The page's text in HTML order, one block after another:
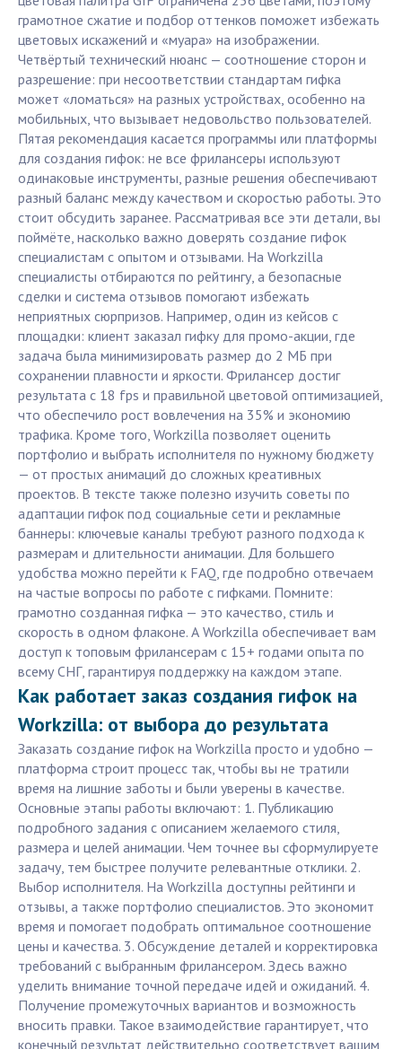
грамотное сжатие и подбор оттенков поможет избежать
цветовых искажений и «муара» на изображении.
Четвёртый технический нюанс — соотношение сторон и
разрешение: при несоответствии стандартам гифка
может «ломаться» на разных устройствах, особенно на
мобильных, что вызывает недовольство пользователей.
Пятая рекомендация касается программы или платформы
для создания гифок: не все фрилансеры используют
одинаковые инструменты, разные решения обеспечивают
разный баланс между качеством и скоростью работы. Это
стоит обсудить заранее. Рассматривая все эти детали, вы
поймёте, насколько важно доверять создание гифок
специалистам с опытом и отзывами. На Workzilla
специалисты отбираются по рейтингу, а безопасные
сделки и система отзывов помогают избежать
неприятных сюрпризов. Например, один из кейсов с
площадки: клиент заказал гифку для промо-акции, где
задача была минимизировать размер до 2 МБ при
сохранении плавности и яркости. Фрилансер достиг
результата с 18 fps и правильной цветовой оптимизацией,
что обеспечило рост вовлечения на 35% и экономию
трафика. Кроме того, Workzilla позволяет оценить
портфолио и выбрать исполнителя по нужному бюджету
— от простых анимаций до сложных креативных
проектов. В тексте также полезно изучить советы по
адаптации гифок под социальные сети и рекламные
баннеры: ключевые каналы требуют разного подхода к
размерам и длительности анимации. Для большего
удобства можно перейти к FAQ, где подробно отвечаем
на частые вопросы по работе с гифками. Помните:
грамотно созданная гифка — это качество, стиль и
скорость в одном флаконе. А Workzilla обеспечивает вам
доступ к топовым фрилансерам с 15+ годами опыта по
всему СНГ, гарантируя поддержку на каждом этапе.
Как работает заказ создания гифок на
Workzilla: от выбора до результата
Заказать создание гифок на Workzilla просто и удобно —
платформа строит процесс так, чтобы вы не тратили
время на лишние заботы и были уверены в качестве.
Основные этапы работы включают: 1. Публикацию
подробного задания с описанием желаемого стиля,
размера и целей анимации. Чем точнее вы сформулируете
задачу, тем быстрее получите релевантные отклики. 2.
Выбор исполнителя. На Workzilla доступны рейтинги и
отзывы, а также портфолио специалистов. Это экономит
время и помогает подобрать оптимальное соотношение
цены и качества. 3. Обсуждение деталей и корректировка
требований с выбранным фрилансером. Здесь важно
уделить внимание точной передаче идей и ожиданий. 4.
Получение промежуточных вариантов и возможность
вносить правки. Такое взаимодействие гарантирует, что
конечный результат действительно соответствует вашим